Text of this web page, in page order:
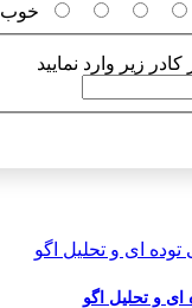
خوب
زیر وارد نمایید
و تحلیل اگو